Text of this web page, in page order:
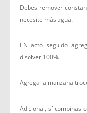
Debes remover
necesite más agua.
EN acto seguido
disolver 100%.
Agrega la manzana
Adicional, sí combinas